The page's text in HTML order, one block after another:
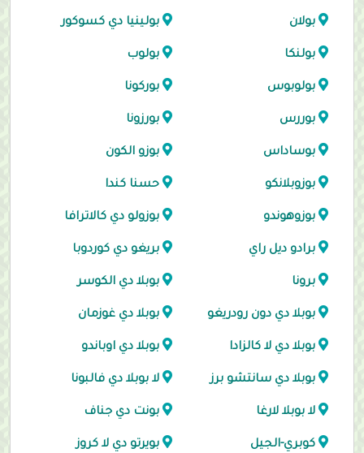
بولان بولينيا دي كسوكور
بولنكا بولوب
بولوبوس بوركونا
بوررس بورزونا
بوساداس بوزو الكون
بوزوبلانكو حسنا كندا
بوزوهوندو بوزولو دي كالاترافا
برادو ديل راي بريغو دي كوردوبا
برونا بوبلا دي الكوسر
بوبلا دي دون رودريغو بوبلا دي غوزمان
بوبلا دي لا كالزادا بوبلا دي اوباندو
بوبلا دي سانتشو برز لا بوبلا دي فالبونا
لا بوبلا لارغا بونت دي جناف
كوبري-الجيل بويرتو دي لا كروز